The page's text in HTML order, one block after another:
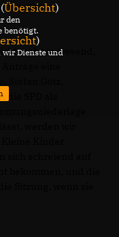
mit 500
mehr anwesend,
eine
SPD als
Übersicht)
den
benötigt.
)
wir Dienste und